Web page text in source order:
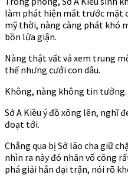
200
làm phát hiện mắt trước mặt
mỹ thời, nàng càng phát khó
bồn lửa giận.
Nàng thật vất vả xem trung
thế nhưng cưới con dâu.
Không, nàng không tin tưởng.
Sở A Kiều ý đồ xông lên, nghĩ
đoạt tới.
Chẳng qua bị Sở lão cha giữ
nhìn ra này đó nhân võ công
phá giải hắn đại trận, nói rõ